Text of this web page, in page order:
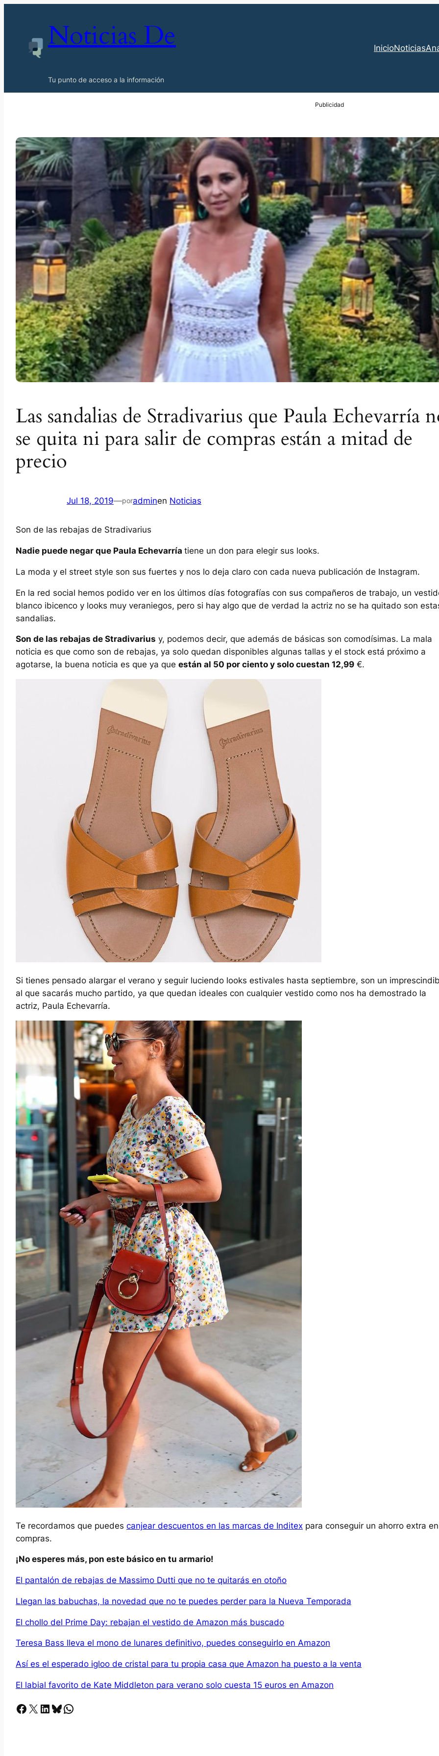
Noticias De
Tu punto de acceso a la información
InicioNoticias
Las sandalias de Stradivarius que Paula Echevarría
se quita ni para salir de compras están a mitad de
precio
Jul 18, 2019—poradminen Noticias
Son de las rebajas de Stradivarius
Nadie puede negar que Paula Echevarría tiene un don para elegir sus looks.
La moda y el street style son sus fuertes y nos lo deja claro con cada nueva publicación de Instagram.
En la red social hemos podido ver en los últimos días fotografías con sus compañeros de trabajo, un
blanco ibicenco y looks muy veraniegos, pero si hay algo que de verdad la actriz no se ha quitado son
sandalias.
Son de las rebajas de Stradivarius y, podemos decir, que además de básicas son comodísimas. La mala
noticia es que como son de rebajas, ya solo quedan disponibles algunas tallas y el stock está próximo a
agotarse, la buena noticia es que ya que están al 50 por ciento y solo cuestan 12,99 €.
Si tienes pensado alargar el verano y seguir luciendo looks estivales hasta septiembre, son un
al que sacarás mucho partido, ya que quedan ideales con cualquier vestido como nos ha demostrado la
actriz, Paula Echevarría.
Te recordamos que puedes canjear descuentos en las marcas de Inditex para conseguir un ahorro extra
compras.
¡No esperes más, pon este básico en tu armario!
El pantalón de rebajas de Massimo Dutti que no te quitarás en otoño
Llegan las babuchas, la novedad que no te puedes perder para la Nueva Temporada
El chollo del Prime Day: rebajan el vestido de Amazon más buscado
Teresa Bass lleva el mono de lunares definitivo, puedes conseguirlo en Amazon
Así es el esperado igloo de cristal para tu propia casa que Amazon ha puesto a la venta
El labial favorito de Kate Middleton para verano solo cuesta 15 euros en Amazon
Facebook X LinkedIn Bluesky Whatsapp